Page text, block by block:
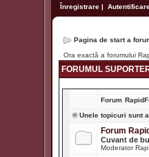
Înregistrare |
Pagina de start a
Ora exactă a forumului
FORUMUL
Forum
® Unele topicuri sunt
Forum
Cuvant de
Moderator